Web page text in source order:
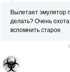
Вылетает эмулятор
делать? Очень
вспомнить старое
в